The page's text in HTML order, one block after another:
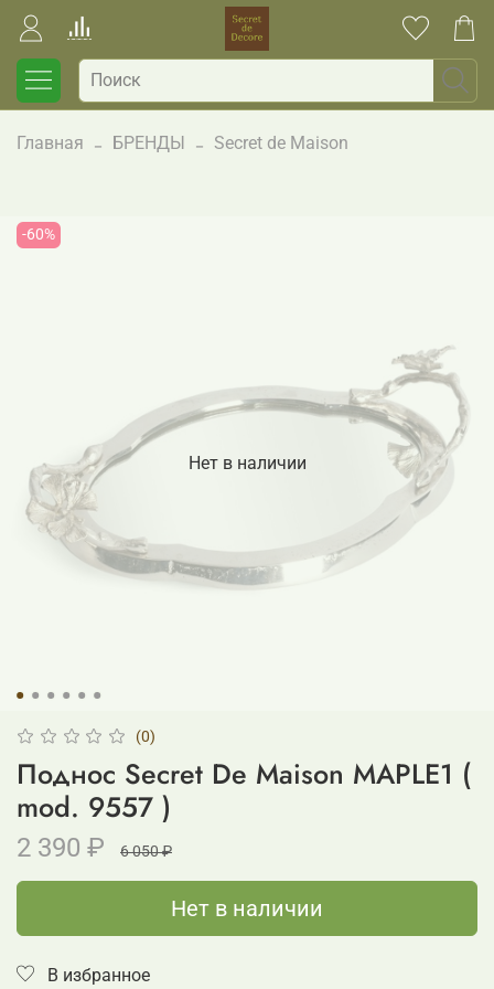
Главная БРЕНДЫ Secret de Maison
Нет в наличии
-60%
(0)
Поднос Secret De Maison MAPLE1 (
mod. 9557 )
2 390 ₽ 6 050 ₽
Нет в наличии
В избранное